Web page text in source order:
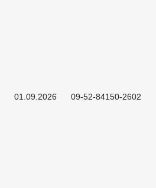
01.09.2026 09-52-84150-2602